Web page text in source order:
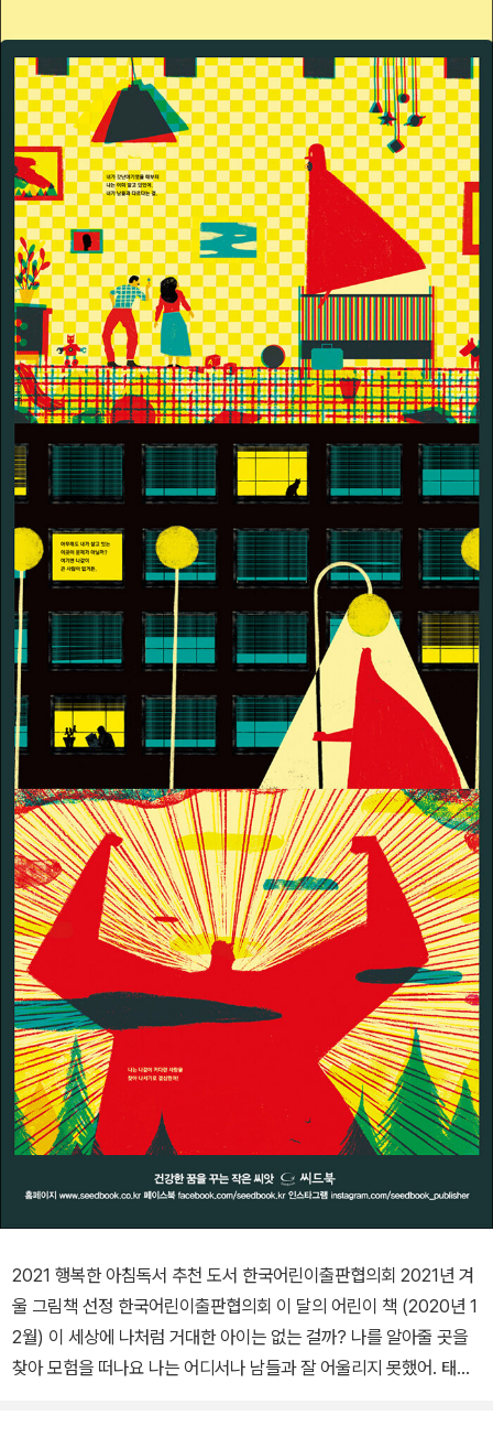
2021 행복한 아침독서 추천 도서 한국어린이출판협의회 2021년 겨
울 그림책 선정 한국어린이출판협의회 이 달의 어린이 책 (2020년 1
2월) 이 세상에 나처럼 거대한 아이는 없는 걸까? 나를 알아줄 곳을
찾아 모험을 떠나요 나는 어디서나 남들과 잘 어울리지 못했어. 태어